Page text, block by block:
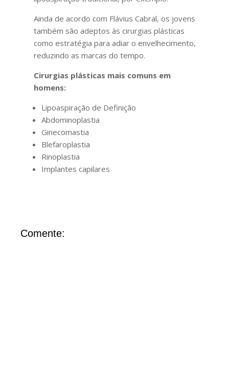
Ainda de acordo com Flávius Cabral, os jovens
também são adeptos às cirurgias plásticas
como estratégia para adiar o envelhecimento,
reduzindo as marcas do tempo.
Cirurgias plásticas mais comuns em
homens:
Lipoaspiração de Definição
Abdominoplastia
Ginecomastia
Blefaroplastia
Rinoplastia
Implantes capilares
Comente: